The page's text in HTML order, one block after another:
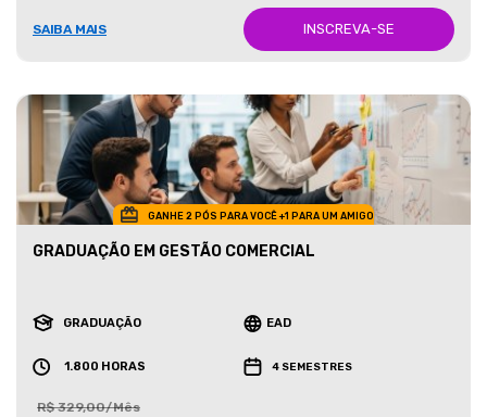
SAIBA MAIS INSCREVA-SE
GANHE 2 PÓS PARA VOCÊ +1 PARA UM AMIGO
GRADUAÇÃO EM GESTÃO COMERCIAL
GRADUAÇÃO EAD
1.800 HORAS 4 SEMESTRES
R$ 329,00/Mês